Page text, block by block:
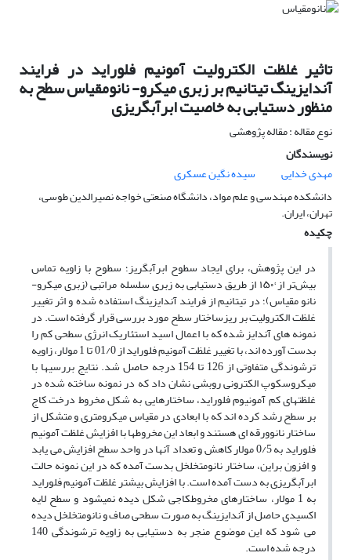
تاثیر غلظت الکترولیت آمونیم فلوراید در فرایند
آندایزینگ تیتانیم بر زبری میکرو- نانومقیاس سطح به
منظور دستیابی به خاصیت ابرآبگریزی
نوع مقاله : مقاله پژوهشی
نویسندگان
مهدی خدایی
سیده نگین عسکری
دانشکده مهندسی و علم مواد، دانشگاه صنعتی خواجه نصیرالدین طوسی،
تهران، ایران.
چکیده
در این پژوهش، برای ایجاد سطوح ابرآبگریز؛ سطوح با زاویه تماس
بیش‌تر از °۱۵۰ از طریق دستیابی به زبری سلسله مراتبی (زبری میکرو-
نانو مقیاس)؛ در تیتانیم از فرایند آندایزینگ استفاده شده و اثر تغییر
غلظت الکترولیت بر ریزساختار سطح مورد بررسی قرار گرفته است. در
نمونه ­های آندایز شده که با اعمال اسید استئاریک انرژی سطحی کم را
بدست آورده­ اند، با تغییر غلظت آمونیم فلوراید از 01/0 تا 1 مولار، زاویه
ترشوندگی متفاوتی از 126 تا 154 درجه حاصل شد. نتایج بررسی­ها با
میکروسکوپ الکترونی روبشی نشان داد که در نمونه ساخته شده در
غلظت­های کم آمونیوم فلوراید، ساختارهایی به شکل مخروط درخت کاج
بر سطح رشد کرده ­اند که با ابعادی در مقیاس میکرومتری و متشکل از
ساختار نانوورقه ­ای هستند و ابعاد این مخروط­ها با افزایش غلظت آمونیم
فلوراید به 0/5 مولار کاهش و تعداد آن­ها در واحد سطح افزایش می­ یابد
و افزون براین، ساختار نانومتخلخل بدست آمده که در این نمونه حالت
ابرآبگریزی به دست آمده است. با افزایش بیشتر غلظت آمونیم فلوراید
به 1 مولار، ساختارهای مخروط­کاجی شکل دیده نمی­شود و سطح لایه
اکسیدی حاصل از آندایزینگ به صورت سطحی صاف و نانومتخلخل دیده
می­ شود که این موضوع منجر به دستیابی به زاویه ترشوندگی 140
درجه شده است.